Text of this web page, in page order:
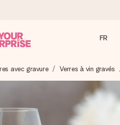
avec attention et l’envoyons
puissiez l’offrir au bon moment,
FR
avec gravure Verres à vin gravés